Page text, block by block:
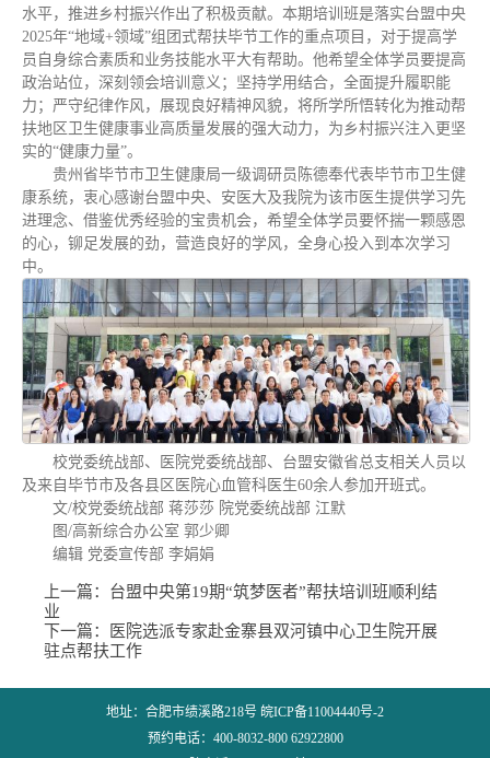
水平，推进乡村振兴作出了积极贡献。本期培训班是落实台盟中央
2025年“地域+领域”组团式帮扶毕节工作的重点项目，对于提高学
员自身综合素质和业务技能水平大有帮助。他希望全体学员要提高
政治站位，深刻领会培训意义；坚持学用结合，全面提升履职能
力；严守纪律作风，展现良好精神风貌，将所学所悟转化为推动帮
扶地区卫生健康事业高质量发展的强大动力，为乡村振兴注入更坚
实的“健康力量”。
贵州省毕节市卫生健康局一级调研员陈德奉代表毕节市卫生健
康系统，衷心感谢台盟中央、安医大及我院为该市医生提供学习先
进理念、借鉴优秀经验的宝贵机会，希望全体学员要怀揣一颗感恩
的心，铆足发展的劲，营造良好的学风，全身心投入到本次学习
中。
校党委统战部、医院党委统战部、台盟安徽省总支相关人员以
及来自毕节市及各县区医院心血管科医生60余人参加开班式。
文/校党委统战部 蒋莎莎 院党委统战部 江默
图/高新综合办公室 郭少卿
编辑 党委宣传部 李娟娟
上一篇： 台盟中央第19期“筑梦医者”帮扶培训班顺利结
业
下一篇：
医院选派专家赴金寨县双河镇中心卫生院开展
驻点帮扶工作
地址：合肥市绩溪路218号 皖ICP备11004440号-2
预约电话：400-8032-800 62922800